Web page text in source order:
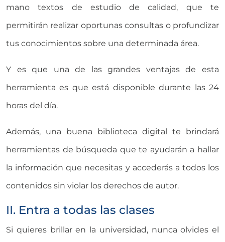
mano textos de estudio de calidad, que te
permitirán realizar oportunas consultas o profundizar
tus conocimientos sobre una determinada área.
Y es que una de las grandes ventajas de esta
herramienta es que está disponible durante las 24
horas del día.
Además, una buena biblioteca digital te brindará
herramientas de búsqueda que te ayudarán a hallar
la información que necesitas y accederás a todos los
contenidos sin violar los derechos de autor.
II. Entra a todas las clases
Si quieres brillar en la universidad, nunca olvides el